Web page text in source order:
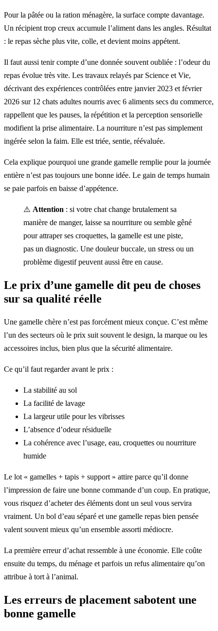
Pour la pâtée ou la ration ménagère, la surface compte davantage.
Un récipient trop creux accumule l’aliment dans les angles. Résultat
: le repas sèche plus vite, colle, et devient moins appétent.
Il faut aussi tenir compte d’une donnée souvent oubliée : l’odeur du
repas évolue très vite. Les travaux relayés par Science et Vie,
décrivant des expériences contrôlées entre janvier 2023 et février
2026 sur 12 chats adultes nourris avec 6 aliments secs du commerce,
rappellent que les pauses, la répétition et la perception sensorielle
modifient la prise alimentaire. La nourriture n’est pas simplement
ingérée selon la faim. Elle est triée, sentie, réévaluée.
Cela explique pourquoi une grande gamelle remplie pour la journée
entière n’est pas toujours une bonne idée. Le gain de temps humain
se paie parfois en baisse d’appétence.
⚠️ Attention : si votre chat change brutalement sa
manière de manger, laisse sa nourriture ou semble gêné
pour attraper ses croquettes, la gamelle est une piste,
pas un diagnostic. Une douleur buccale, un stress ou un
problème digestif peuvent aussi être en cause.
Le prix d’une gamelle dit peu de choses
sur sa qualité réelle
Une gamelle chère n’est pas forcément mieux conçue. C’est même
l’un des secteurs où le prix suit souvent le design, la marque ou les
accessoires inclus, bien plus que la sécurité alimentaire.
Ce qu’il faut regarder avant le prix :
La stabilité au sol
La facilité de lavage
La largeur utile pour les vibrisses
L’absence d’odeur résiduelle
La cohérence avec l’usage, eau, croquettes ou nourriture
humide
Le lot « gamelles + tapis + support » attire parce qu’il donne
l’impression de faire une bonne commande d’un coup. En pratique,
vous risquez d’acheter des éléments dont un seul vous servira
vraiment. Un bol d’eau séparé et une gamelle repas bien pensée
valent souvent mieux qu’un ensemble assorti médiocre.
La première erreur d’achat ressemble à une économie. Elle coûte
ensuite du temps, du ménage et parfois un refus alimentaire qu’on
attribue à tort à l’animal.
Les erreurs de placement sabotent une
bonne gamelle